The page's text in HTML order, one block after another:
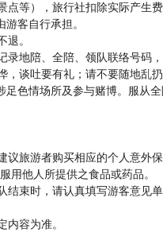
等），旅行社扣除实际产生
客自行承担。
。
地陪、全陪、领队联络号码
谈吐要有礼；请不要随地乱
色情场所及参与赌博。服从
旅游者购买相应的个人意外保
用他人所提供之食品或药品。
束时，请认真填写游客意见
容为准。